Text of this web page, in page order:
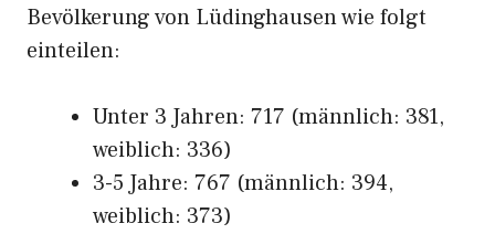
Bevölkerung von Lüdinghausen wie folgt
einteilen:
Unter 3 Jahren: 717 (männlich: 381,
weiblich: 336)
3-5 Jahre: 767 (männlich: 394,
weiblich: 373)